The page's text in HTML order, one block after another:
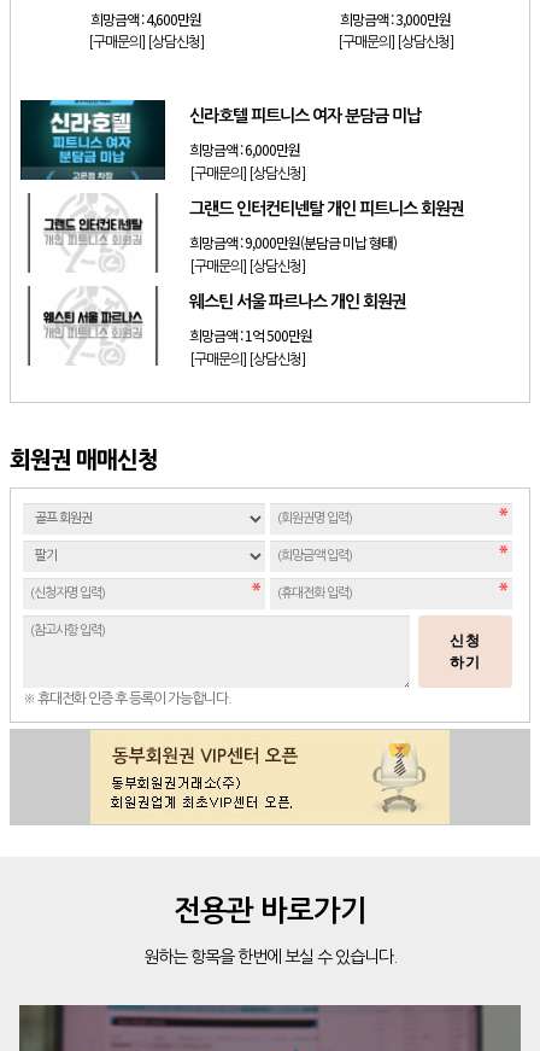
희망금액 :4,600만원
[구매문의] [상담신청]
희망금액 :3,000만원
[구매문의] [상담신청]
신라호텔 피트니스 여자 분담금 미납
희망금액 :6,000만원
[구매문의] [상담신청]
그랜드 인터컨티넨탈 개인 피트니스 회원권
희망금액 :9,000만원(분담금 미납 형태)
[구매문의] [상담신청]
웨스틴 서울 파르나스 개인 회원권
희망금액 :1억 500만원
[구매문의] [상담신청]
회원권 매매신청
신청
하기
※ 휴대전화 인증 후 등록이 가능합니다.
전용관 바로가기
원하는 항목을 한번에 보실 수 있습니다.